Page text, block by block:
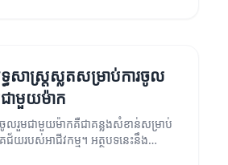
សាស្ត្រស្លតសម្រាប់ការចូល
ាមួយម៉ាក
ចូលរួមជាមួយម៉ាកគឺជាគន្លងសំខាន់សម្រាប់
ជ័យរបស់អាជីវកម្ម។ អត្ថបទនេះនឹង
ក្សាអំពីយុទ្ធសាស្ត្រស្លតដែលអាចជួយដល់